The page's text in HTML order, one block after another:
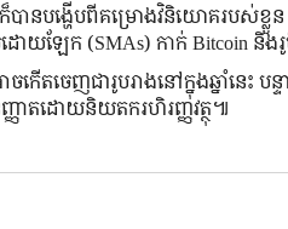
ក៏បានបង្ហើបពីគម្រោងវិនិយោគរប
យឡែក (SMAs) កាក់ Bitcoin និង
កើតចេញជារូបរាងនៅក្នុងឆ្នាំន
ញាតដោយនិយតករហិរញ្ញវត្ថុ៕